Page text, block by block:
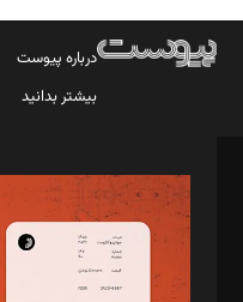
درباره پیوست
بیشتر بدانید
مدیر مسئول: محمدباقر اثنی‌عشری
سردبیر: مهرک محمودی
دبیر تحریریه: میثم قاسمی
د‌بیر ناداستان: سمانه سمیع